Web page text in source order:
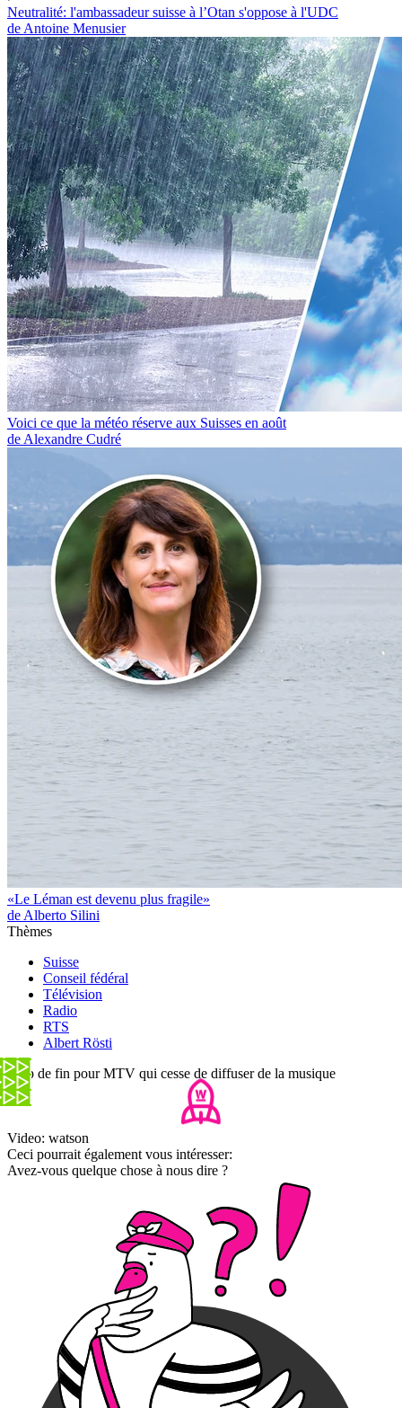
Neutralité: l'ambassadeur suisse à l’Otan s'oppose à l'UDC
de Antoine Menusier
Voici ce que la météo réserve aux Suisses en août
de Alexandre Cudré
«Le Léman est devenu plus fragile»
de Alberto Silini
Thèmes
Suisse
Conseil fédéral
Télévision
Radio
RTS
Albert Rösti
Clap de fin pour MTV qui cesse de diffuser de la musique
Video: watson
Ceci pourrait également vous intéresser:
Avez-vous quelque chose à nous dire ?